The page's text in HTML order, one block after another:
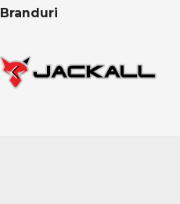
Branduri